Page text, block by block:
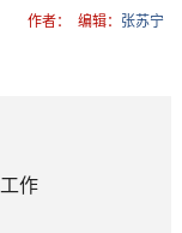
作者： 编辑： 张苏宁
作